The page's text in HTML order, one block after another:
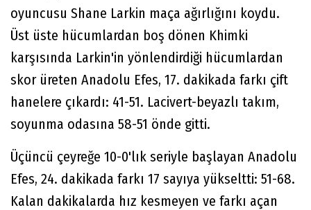
oyuncusu Shane Larkin maça ağırlığını koydu.
Üst üste hücumlardan boş dönen Khimki
karşısında Larkin'in yönlendirdiği hücumlardan
skor üreten Anadolu Efes, 17. dakikada farkı çift
hanelere çıkardı: 41-51. Lacivert-beyazlı takım,
soyunma odasına 58-51 önde gitti.
Üçüncü çeyreğe 10-0'lık seriyle başlayan Anadolu
Efes, 24. dakikada farkı 17 sayıya yükseltti: 51-68.
Kalan dakikalarda hız kesmeyen ve farkı açan